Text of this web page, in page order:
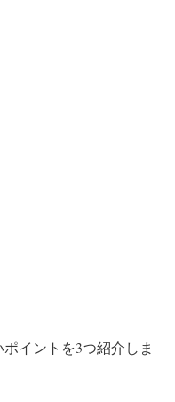
イントを3つ紹介しま